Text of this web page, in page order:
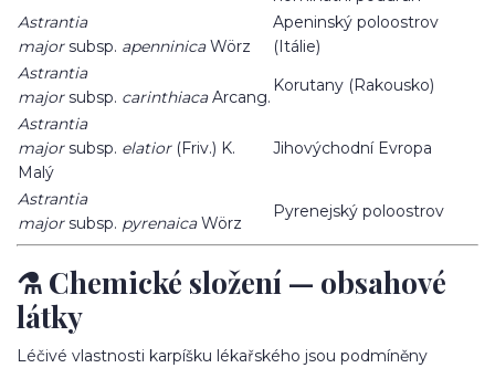
Astrantia
majorsubsp. apenninicaWörz
Apeninský poloostrov
(Itálie)
Astrantia
majorsubsp. carinthiacaArcang.
Korutany (Rakousko)
Astrantia
majorsubsp. elatior(Friv.) K.
Malý
Jihovýchodní Evropa
Astrantia
majorsubsp. pyrenaicaWörz
Pyrenejský poloostrov
⚗️ Chemické složení — obsahové
látky
Léčivé vlastnosti karpíšku lékařského jsou podmíněny